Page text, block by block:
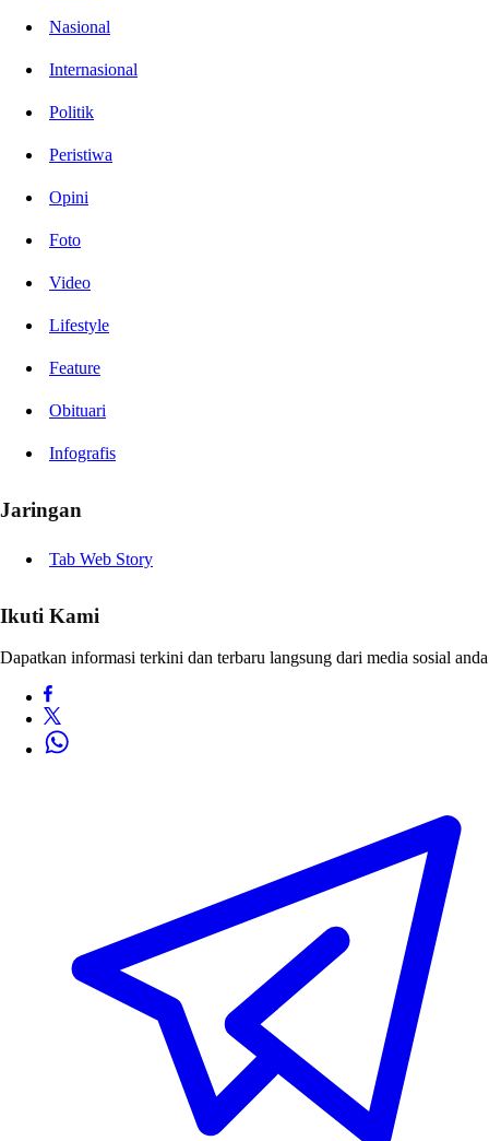
Nasional
Internasional
Politik
Peristiwa
Opini
Foto
Video
Lifestyle
Feature
Obituari
Infografis
Jaringan
Tab Web Story
Ikuti Kami
Dapatkan informasi terkini dan terbaru langsung dari media sosial anda